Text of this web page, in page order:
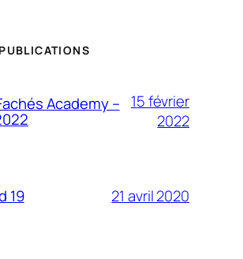
Academy –
15 février
2022
19 21 avril 2020